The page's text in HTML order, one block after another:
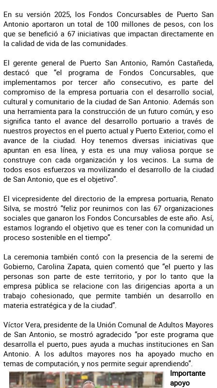
En su versión 2025, los Fondos Concursables de Puerto San
Antonio aportaron un total de 100 millones de pesos, con los
que se benefició a 67 iniciativas que impactan directamente en
la calidad de vida de las comunidades.
El gerente general de Puerto San Antonio, Ramón Castañeda,
destacó que “el programa de Fondos Concursables, que
implementamos por tercer año consecutivo, es parte del
compromiso de la empresa portuaria con el desarrollo social,
cultural y comunitario de la ciudad de San Antonio. Además son
una herramienta para la construcción de un futuro común, y eso
significa tanto el avance del desarrollo portuario a través de
nuestros proyectos en el puerto actual y Puerto Exterior, como el
avance de la ciudad. Hoy tenemos diversas iniciativas que
apuntan en esa línea, y esta es una muy valiosa porque se
construye con cada organización y los vecinos. La suma de
todos esos esfuerzos va movilizando el desarrollo de la ciudad
de San Antonio, que es el objetivo”.
El vicepresidente del directorio de la empresa portuaria, Renato
Silva, se mostró “feliz por reunirnos con las 67 organizaciones
sociales que ganaron los Fondos Concursables de este año. Así,
estamos logrando el objetivo que es tener con la comunidad un
proceso sostenible en el tiempo”.
La ceremonia también contó con la presencia de la seremi de
Gobierno, Carolina Zapata, quien comentó que “el puerto y las
personas son parte de este territorio, y por lo tanto que la
empresa pública se relacione con las dirigencias aporta a un
trabajo cohesionado, que permite también un desarrollo en
materia estratégica y de la ciudad”.
Víctor Vera, presidente de la Unión Comunal de Adultos Mayores
de San Antonio, se mostró agradecido “por este programa que
desarrolla el puerto, pues ayuda a muchas instituciones en San
Antonio. A los adultos mayores nos ha apoyado mucho en
temas de computación, y nos permite seguir aprendiendo”.
Importante
apoyo